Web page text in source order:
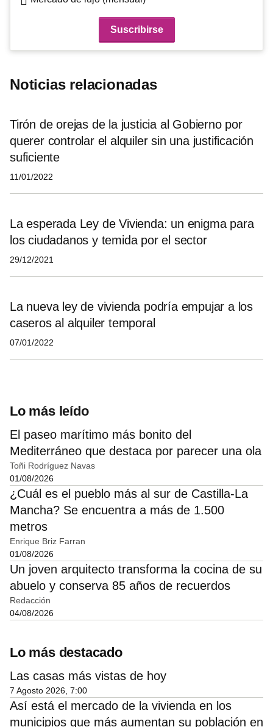
Noticias relacionadas
Tirón de orejas de la justicia al Gobierno por
querer controlar el alquiler sin una justificación
suficiente
11/01/2022
La esperada Ley de Vivienda: un enigma para
los ciudadanos y temida por el sector
29/12/2021
La nueva ley de vivienda podría empujar a los
caseros al alquiler temporal
07/01/2022
Lo más leído
El paseo marítimo más bonito del
Mediterráneo que destaca por parecer una ola
Toñi Rodríguez Navas
01/08/2026
¿Cuál es el pueblo más al sur de Castilla-La
Mancha? Se encuentra a más de 1.500
metros
Enrique Briz Farran
01/08/2026
Un joven arquitecto transforma la cocina de su
abuelo y conserva 85 años de recuerdos
Redacción
04/08/2026
Lo más destacado
Las casas más vistas de hoy
7 Agosto 2026, 7:00
Así está el mercado de la vivienda en los
municipios que más aumentan su población en